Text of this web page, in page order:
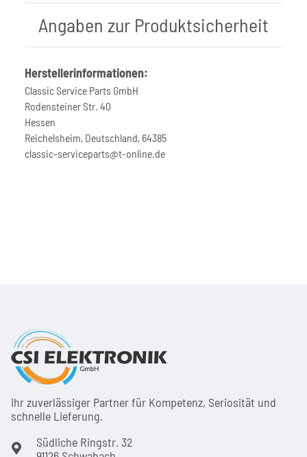
Angaben zur Produktsicherheit
Herstellerinformationen:
Classic Service Parts GmbH
Rodensteiner Str. 40
Hessen
Reichelsheim, Deutschland, 64385
classic-serviceparts@t-online.de
Ihr zuver­läs­siger Partner für Kom­pe­tenz, Seri­osi­tät und
schnel­le Lie­ferung.
Südliche Ringstr. 32